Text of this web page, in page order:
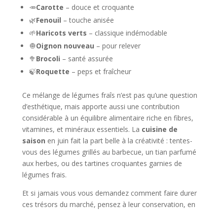
🥕Carotte – douce et croquante
🌿Fenouil – touche anisée
🌱Haricots verts – classique indémodable
🧅Oignon nouveau – pour relever
🥦Brocoli – santé assurée
🍃Roquette – peps et fraîcheur
Ce mélange de légumes fraîs n’est pas qu’une question
d’esthétique, mais apporte aussi une contribution
considérable à un équilibre alimentaire riche en fibres,
vitamines, et minéraux essentiels. La cuisine de
saison en juin fait la part belle à la créativité : tentes-
vous des légumes grillés au barbecue, un tian parfumé
aux herbes, ou des tartines croquantes garnies de
légumes frais.
Et si jamais vous vous demandez comment faire durer
ces trésors du marché, pensez à leur conservation, en